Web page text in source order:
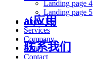
ai应用
联系我们
Landing page 4
Landing page 5
About Us
Services
Company
Blog
Contact